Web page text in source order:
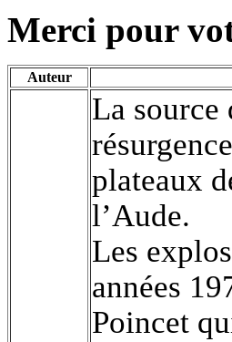
Merci pour
Auteur
La source
plateaux
l’Aude.
Les
années
Poincet